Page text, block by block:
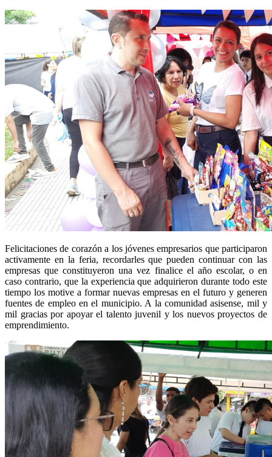
Felicitaciones de corazón a los jóvenes empresarios que participaron
activamente en la feria, recordarles que pueden continuar con las
empresas que constituyeron una vez finalice el año escolar, o en
caso contrario, que la experiencia que adquirieron durante todo este
tiempo los motive a formar nuevas empresas en el futuro y generen
fuentes de empleo en el municipio. A la comunidad asisense, mil y
mil gracias por apoyar el talento juvenil y los nuevos proyectos de
emprendimiento.